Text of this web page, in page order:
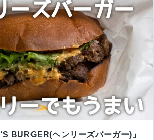
BURGER(ヘンリーズバーガー)」